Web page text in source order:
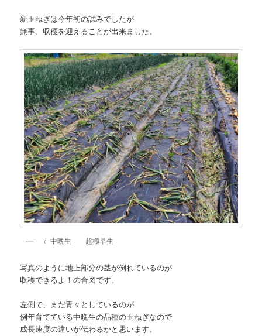
新玉ねぎは今年初の試みでしたが
無事、収穫を迎えることが出来ました。
←中晩生 超極早生
写真のように地上部分の茎が倒れているのが
収穫できるよ！の合図です。
左側で、まだ青々としているのが
例年育てている中晩生の品種の玉ねぎなので
成長速度の違いが伝わるかと思います。